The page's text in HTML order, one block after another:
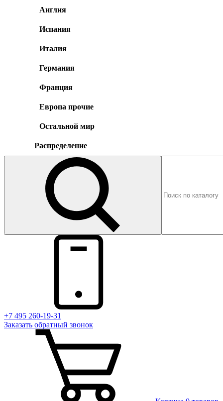
Англия
Испания
Италия
Германия
Франция
Европа прочие
Остальной мир
Распределение
+7 495 260-19-31
Заказать обратный звонок